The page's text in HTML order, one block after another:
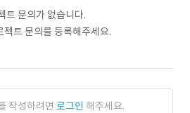
트 문의가 없습니다.
젝트 문의를 등록해주세요.
작성하려면 로그인 해주세요.